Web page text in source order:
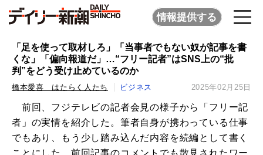
情報提供する
「足を使って取材しろ」「当事者でもない奴が記事を書
くな」「偏向報道だ」…“フリー記者”はSNS上の“批
判”をどう受け止めているのか
橋本愛喜 はたらく人たち ビジネス 2025年02月25日
前回、フジテレビの記者会見の様子から「フリー記
者」の実情を紹介した。筆者自身が携わっている仕事
でもあり、もう少し踏み込んだ内容を続編として書く